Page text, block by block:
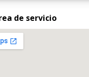
de servicio